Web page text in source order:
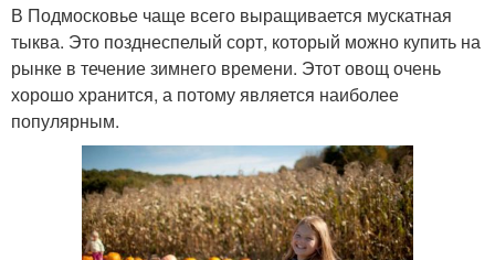
В Подмосковье чаще всего выращивается мускатная
тыква. Это позднеспелый сорт, который можно купить на
рынке в течение зимнего времени. Этот овощ очень
хорошо хранится, а потому является наиболее
популярным.